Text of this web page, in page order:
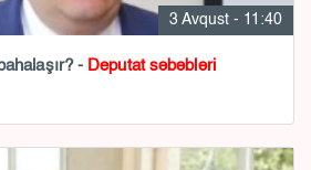
3 Avqust - 11:40
- Deputat səbəbləri